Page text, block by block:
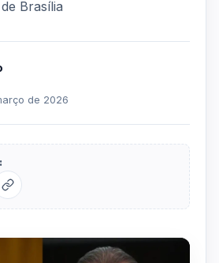
que as informações já